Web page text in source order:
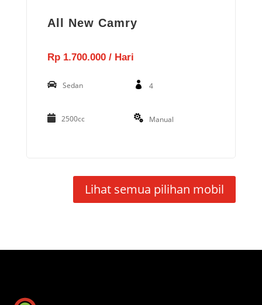
All New Camry
Rp 1.700.000 / Hari
Sedan 4
2500cc Manual
Lihat semua pilihan mobil